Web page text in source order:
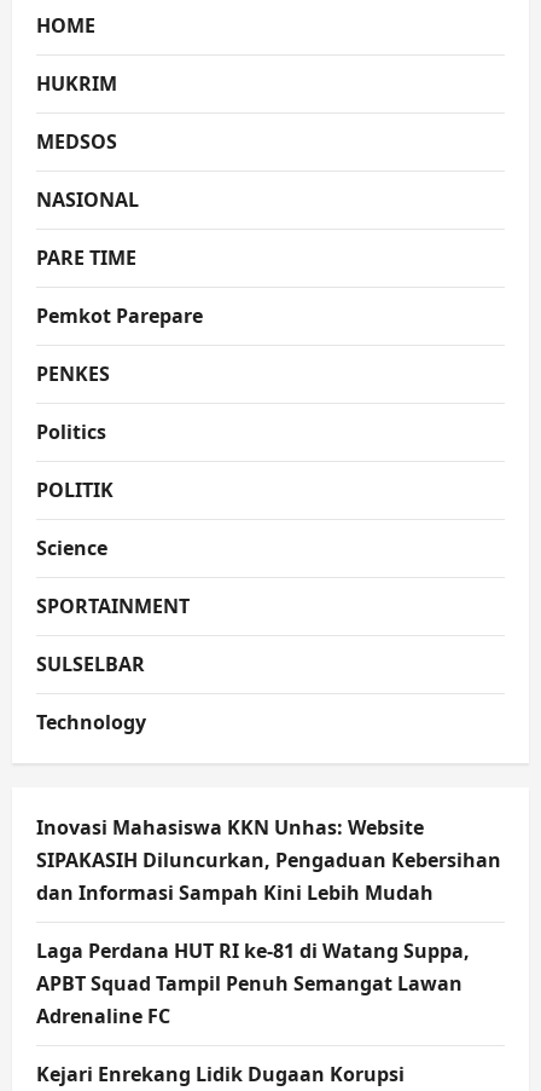
HOME
HUKRIM
MEDSOS
NASIONAL
PARE TIME
Pemkot Parepare
PENKES
Politics
POLITIK
Science
SPORTAINMENT
SULSELBAR
Technology
Inovasi Mahasiswa KKN Unhas: Website
SIPAKASIH Diluncurkan, Pengaduan Kebersihan
dan Informasi Sampah Kini Lebih Mudah
Laga Perdana HUT RI ke-81 di Watang Suppa,
APBT Squad Tampil Penuh Semangat Lawan
Adrenaline FC
Kejari Enrekang Lidik Dugaan Korupsi